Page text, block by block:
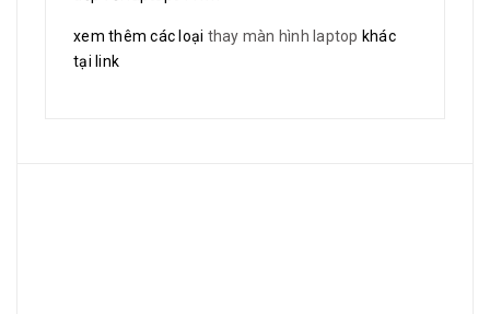
xem thêm các loại thay màn hình laptop khác
tại link